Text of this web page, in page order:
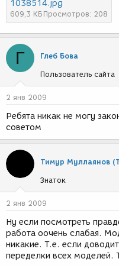
1038514.jpg
609,3 КБ Просмотров: 208
Г Глеб Бова
Пользователь сайта
2 янв 2009
Ребята никак не могу
советом
Тимур Муллаянов
Знаток
2 янв 2009
Ну если посмотреть
работа оочень слабая.
никакие. Т.е. если
переделки всех моделей.